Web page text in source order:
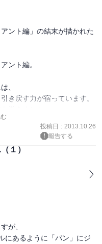
ント編」の結末が描かれた
ント編。
、
き戻す力が宿っています。
ージは
投稿日 : 2013.10.26
報告する
１）
が、
にあるように「パン」にジ